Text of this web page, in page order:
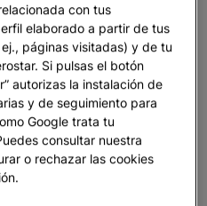
de las grandes
vacaciones
Punta Cana
con tus
elaborado a partir de tus
páginas visitadas) y de tu
Si pulsas el botón
autorizas la instalación de
y de seguimiento para
Google trata tu
consultar nuestra
o rechazar las cookies